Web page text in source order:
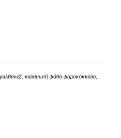
καλαμωτή ψάθα ψαροκόκκαλο,